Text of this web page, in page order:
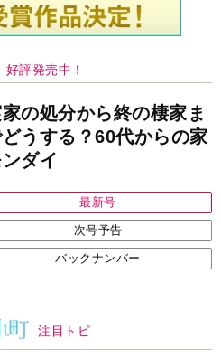
評発売中！
の処分から終の棲家ま
うする？60代からの家
ダイ
最新号
次号予告
バックナンバー
注目トピ